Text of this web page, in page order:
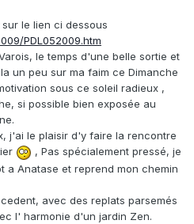
le lien ci dessous
PDL052009.htm
le temps d'une belle sortie et
un peu sur ma faim ce Dimanche
sous ce soleil radieux ,
si possible bien exposée au
j'ai le plaisir d'y faire la rencontre
, Pas spécialement pressé, je
a Anatase et reprend mon chemin
avec des replats parsemés
l' harmonie d'un jardin Zen.